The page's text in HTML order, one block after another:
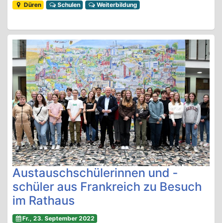
Düren
Schulen Weiterbildung
Austauschschülerinnen und -
schüler aus Frankreich zu Besuch
im Rathaus
Fr., 23. September 2022